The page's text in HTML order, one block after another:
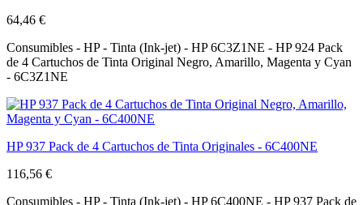
64,46 €
Consumibles - HP - Tinta (Ink-jet) - HP 6C3Z1NE - HP 924 Pack
de 4 Cartuchos de Tinta Original Negro, Amarillo, Magenta y Cyan
- 6C3Z1NE
HP 937 Pack de 4 Cartuchos de Tinta Originales - 6C400NE
116,56 €
Consumibles - HP - Tinta (Ink-jet) - HP 6C400NE - HP 937 Pack de